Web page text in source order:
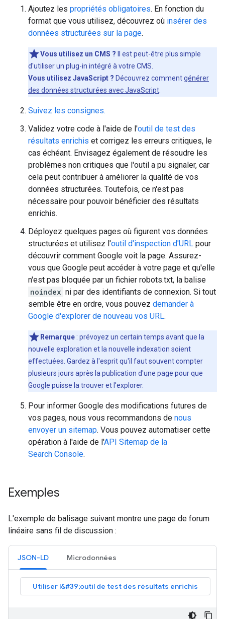
Ajoutez les propriétés obligatoires. En fonction du
format que vous utilisez, découvrez où insérer des
données structurées sur la page.
Vous utilisez un CMS ? Il est peut-être plus simple
d'utiliser un plug-in intégré à votre CMS.
Vous utilisez JavaScript ? Découvrez commentgénérer
des données structurées avec JavaScript
Suivez les consignes.
Validez votre code à l'aide de l'outil de test des
résultats enrichis et corrigez les erreurs critiques, le
cas échéant. Envisagez également de résoudre les
problèmes non critiques que l'outil a pu signaler, car
cela peut contribuer à améliorer la qualité de vos
données structurées. Toutefois, ce n'est pas
nécessaire pour pouvoir bénéficier des résultats
enrichis.
Déployez quelques pages où figurent vos données
structurées et utilisez l'outil d'inspection d'URL pour
découvrir comment Google voit la page. Assurez-
vous que Google peut accéder à votre page et qu'elle
n'est pas bloquée par un fichier robots.txt, la balise
noindex ni par des identifiants de connexion. Si tout
semble être en ordre, vous pouvez demander à
Google d'explorer de nouveau vos URL.
Remarque : prévoyez un certain temps avant que la
nouvelle exploration et la nouvelle indexation soient
effectuées. Gardez à l'esprit qu'il faut souvent compter
plusieurs jours après la publication d'une page pour que
Google puisse la trouver et l'explorer.
Pour informer Google des modifications futures de
vos pages, nous vous recommandons de nous
envoyer un sitemap. Vous pouvez automatiser cette
opération à l'aide de l'API Sitemap de la
Search Console.
Exemples
L'exemple de balisage suivant montre une page de forum
linéaire sans fil de discussion :
JSON-LD Microdonnées